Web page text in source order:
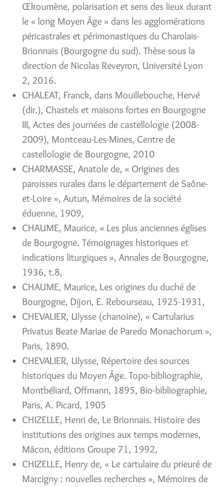
Œkoumène, polarisation et sens des lieux durant
le « long Moyen Âge » dans les agglomérations
péricastrales et périmonastiques du Charolais-
Brionnais (Bourgogne du sud). Thèse sous la
direction de Nicolas Reveyron, Université Lyon
2, 2016.
CHALEAT, Franck, dans Mouillebouche, Hervé
(dir.), Chastels et maisons fortes en Bourgogne
III, Actes des journées de castellologie (2008-
2009), Montceau-Les-Mines, Centre de
castellologie de Bourgogne, 2010
CHARMASSE, Anatole de, « Origines des
paroisses rurales dans le département de Saône-
et-Loire », Autun, Mémoires de la société
éduenne, 1909,
CHAUME, Maurice, « Les plus anciennes églises
de Bourgogne. Témoignages historiques et
indications liturgiques », Annales de Bourgogne,
1936, t.8,
CHAUME, Maurice, Les origines du duché de
Bourgogne, Dijon, E. Rebourseau, 1925-1931,
CHEVALIER, Ulysse (chanoine), « Cartularius
Privatus Beate Mariae de Paredo Monachorum »,
Paris, 1890.
CHEVALIER, Ulysse, Répertoire des sources
historiques du Moyen Âge. Topo-bibliographie,
Montbéliard, Offmann, 1895, Bio-bibliographie,
Paris, A. Picard, 1905
CHIZELLE, Henri de, Le Brionnais. Histoire des
institutions des origines aux temps modernes,
Mâcon, éditions Groupe 71, 1992,
CHIZELLE, Henry de, « Le cartulaire du prieuré de
Marcigny : nouvelles recherches », Mémoires de